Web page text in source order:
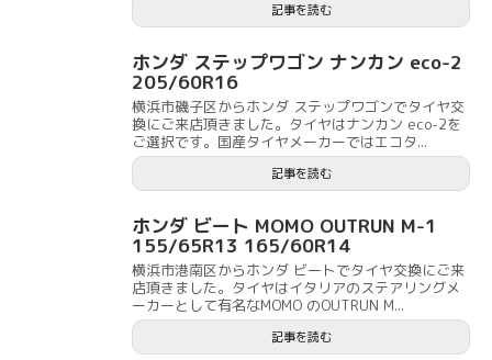
記事を読む
ホンダ ステップワゴン ナンカン eco-2
205/60R16
横浜市磯子区からホンダ ステップワゴンでタイヤ交
換にご来店頂きました。タイヤはナンカン eco-2を
ご選択です。国産タイヤメーカーではエコタ...
記事を読む
ホンダ ビート MOMO OUTRUN M-1
155/65R13 165/60R14
横浜市港南区からホンダ ビートでタイヤ交換にご来
店頂きました。タイヤはイタリアのステアリングメ
ーカーとして有名なMOMO のOUTRUN M...
記事を読む